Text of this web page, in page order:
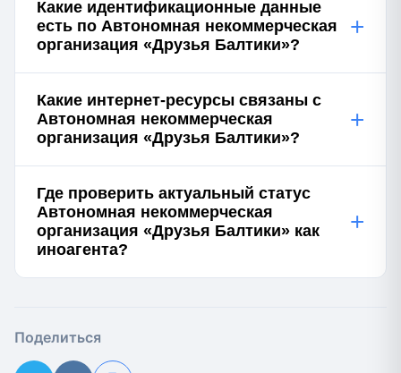
Какие идентификационные данные
есть по Автономная некоммерческая
организация «Друзья Балтики»?
+
Какие интернет-ресурсы связаны с
Автономная некоммерческая
организация «Друзья Балтики»?
+
Где проверить актуальный статус
Автономная некоммерческая
организация «Друзья Балтики» как
иноагента?
+
Поделиться